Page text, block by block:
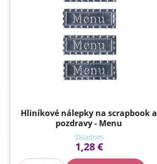
Hliníkové nálepky na scrapbook a
pozdravy - Menu
Skladom
1,28 €